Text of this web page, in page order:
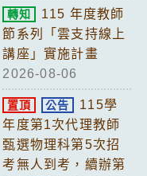
轉知
115 年度教師
節系列「雲支持線上
講座」實施計畫
2026-08-06
置頂 公告
115學
年度第1次代理教師
甄選物理科第5次招
考無人到考，續辦第